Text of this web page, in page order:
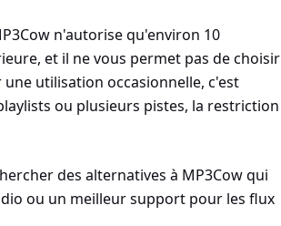
n'autorise qu'environ 10
et il ne vous permet pas de choisir
utilisation occasionnelle, c'est
ou plusieurs pistes, la restriction
des alternatives à MP3Cow qui
ou un meilleur support pour les flux